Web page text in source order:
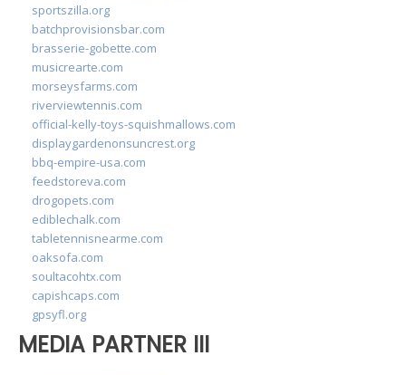
sportszilla.org
batchprovisionsbar.com
brasserie-gobette.com
musicrearte.com
morseysfarms.com
riverviewtennis.com
official-kelly-toys-squishmallows.com
displaygardenonsuncrest.org
bbq-empire-usa.com
feedstoreva.com
drogopets.com
ediblechalk.com
tabletennisnearme.com
oaksofa.com
soultacohtx.com
capishcaps.com
gpsyfl.org
MEDIA PARTNER III